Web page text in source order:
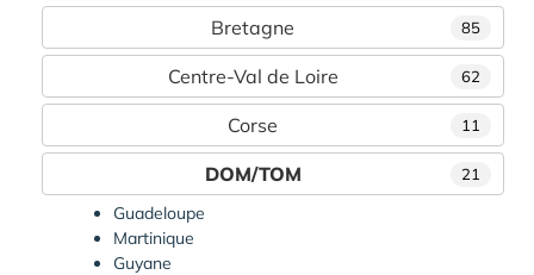
85
Bretagne
62
Centre-Val de Loire
11
Corse
21
DOM/TOM
Guadeloupe
Martinique
Guyane